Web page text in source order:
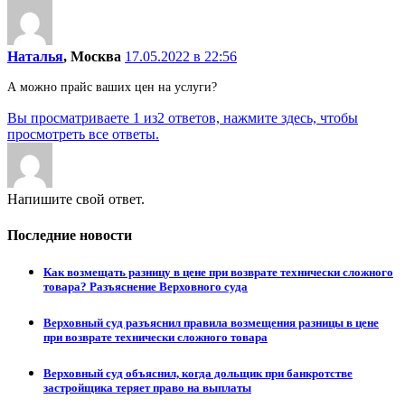
Наталья, Москва 17.05.2022 в 22:56
А можно прайс ваших цен на услуги?
Вы просматриваете 1 из2 ответов, нажмите здесь, чтобы
просмотреть все ответы.
Напишите свой ответ.
Последние новости
Как возмещать разницу в цене при возврате технически сложного
товара? Разъяснение Верховного суда
Верховный суд разъяснил правила возмещения разницы в цене
при возврате технически сложного товара
Верховный суд объяснил, когда дольщик при банкротстве
застройщика теряет право на выплаты